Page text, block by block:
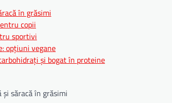
în grăsimi
copii
sportivi
opțiuni vegane
și bogat în proteine
săracă în grăsimi